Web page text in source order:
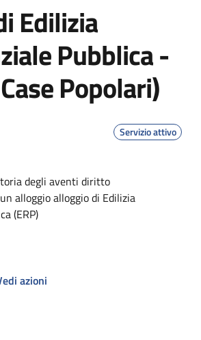
Edilizia
Pubblica -
Popolari)
Servizio attivo
degli aventi diritto
alloggio alloggio di Edilizia
(ERP)
azioni